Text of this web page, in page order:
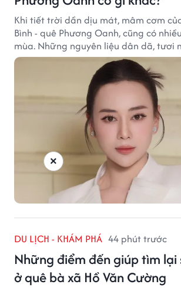
Khi tiết trời dần dịu mát, mâm cơm
Bình - quê Phương Oanh, cũng có
mùa. Những nguyên liệu dân dã, tươi
tạo nên hương vị bình dị nhưng đầy
DU LỊCH - KHÁM PHÁ 44 phút trước
Những điểm đến giúp tìm lại
ở quê bà xã Hồ Văn Cường
×